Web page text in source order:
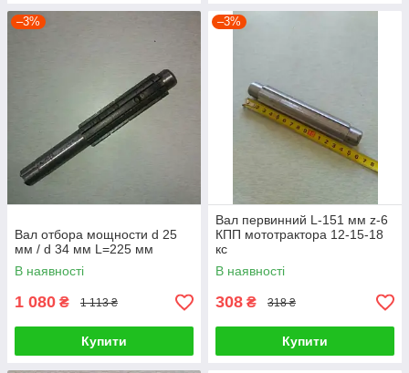
–3%
Вал отбора мощности d 25
мм / d 34 мм L=225 мм
В наявності
1 080 ₴ 1 113 ₴
Купити
–3%
Вал первинний L-151 мм z-6
КПП мототрактора 12-15-18
кс
В наявності
308 ₴ 318 ₴
Купити